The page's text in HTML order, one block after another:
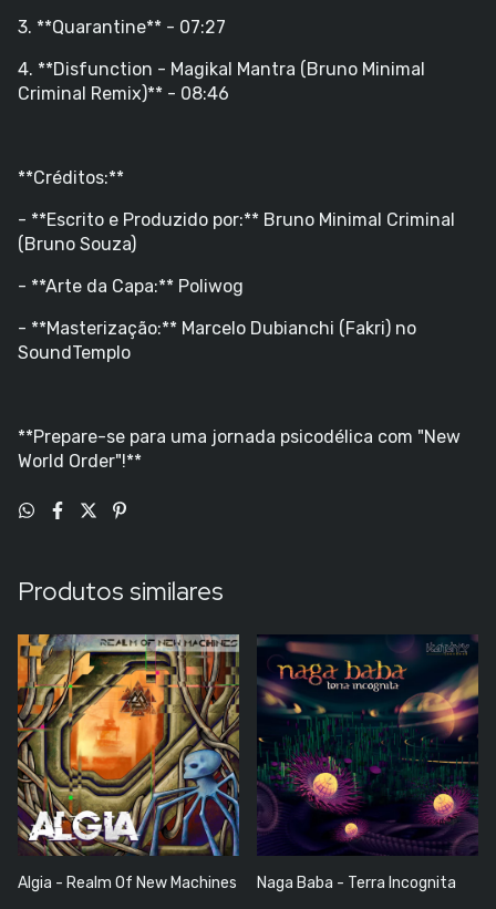
3. **Quarantine** - 07:27
4. **Disfunction - Magikal Mantra (Bruno Minimal
Criminal Remix)** - 08:46
**Créditos:**
- **Escrito e Produzido por:** Bruno Minimal Criminal
(Bruno Souza)
- **Arte da Capa:** Poliwog
- **Masterização:** Marcelo Dubianchi (Fakri) no
SoundTemplo
**Prepare-se para uma jornada psicodélica com "New
World Order"!**
Produtos similares
Algia - Realm Of New Machines Naga Baba - Terra Incognita